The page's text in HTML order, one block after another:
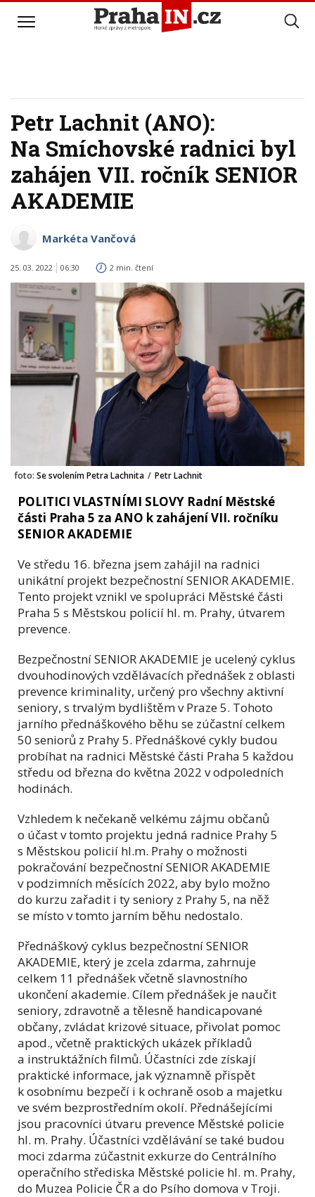
Petr Lachnit (ANO):
Na Smíchovské radnici byl
zahájen VII. ročník SENIOR
AKADEMIE
Markéta Vančová
25. 03. 2022 06:30 2 min. čtení
foto: Se svolením Petra Lachnita / Petr Lachnit
POLITICI VLASTNÍMI SLOVY Radní Městské
části Praha 5 za ANO k zahájení VII. ročníku
SENIOR AKADEMIE
Ve středu 16. března jsem zahájil na radnici
unikátní projekt bezpečnostní SENIOR AKADEMIE.
Tento projekt vznikl ve spolupráci Městské části
Praha 5 s Městskou policií hl. m. Prahy, útvarem
prevence.
Bezpečnostní SENIOR AKADEMIE je ucelený cyklus
dvouhodinových vzdělávacích přednášek z oblasti
prevence kriminality, určený pro všechny aktivní
seniory, s trvalým bydlištěm v Praze 5. Tohoto
jarního přednáškového běhu se zúčastní celkem
50 seniorů z Prahy 5. Přednáškové cykly budou
probíhat na radnici Městské části Praha 5 každou
středu od března do května 2022 v odpoledních
hodinách.
Vzhledem k nečekaně velkému zájmu občanů
o účast v tomto projektu jedná radnice Prahy 5
s Městskou policií hl.m. Prahy o možnosti
pokračování bezpečnostní SENIOR AKADEMIE
v podzimních měsících 2022, aby bylo možno
do kurzu zařadit i ty seniory z Prahy 5, na něž
se místo v tomto jarním běhu nedostalo.
Přednáškový cyklus bezpečnostní SENIOR
AKADEMIE, který je zcela zdarma, zahrnuje
celkem 11 přednášek včetně slavnostního
ukončení akademie. Cílem přednášek je naučit
seniory, zdravotně a tělesně handicapované
občany, zvládat krizové situace, přivolat pomoc
apod., včetně praktických ukázek příkladů
a instruktážních filmů. Účastníci zde získají
praktické informace, jak významně přispět
k osobnímu bezpečí i k ochraně osob a majetku
ve svém bezprostředním okolí. Přednášejícími
jsou pracovníci útvaru prevence Městské policie
hl. m. Prahy. Účastníci vzdělávání se také budou
moci zdarma zúčastnit exkurze do Centrálního
operačního střediska Městské policie hl. m. Prahy,
do Muzea Policie ČR a do Psího domova v Troji.